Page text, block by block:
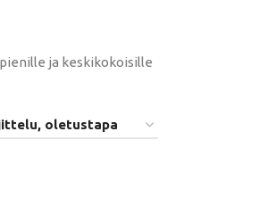
ja keskikokoisille